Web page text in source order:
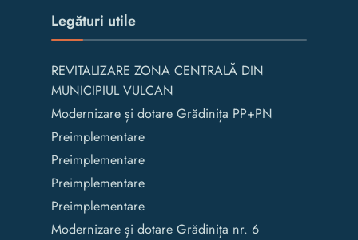
Legături utile
REVITALIZARE ZONA CENTRALĂ DIN
MUNICIPIUL VULCAN
Modernizare și dotare Grădinița PP+PN
Preimplementare
Preimplementare
Preimplementare
Preimplementare
Modernizare și dotare Grădinița nr. 6